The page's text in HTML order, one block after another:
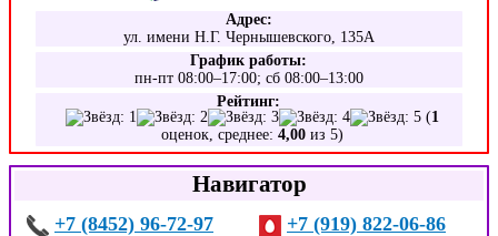
Адрес:
ул. имени Н.Г. Чернышевского, 135А
График работы:
пн-пт 08:00–17:00; сб 08:00–13:00
Рейтинг:
(1
оценок, среднее:4,00 из 5)
Навигатор
+7 (8452) 96-72-97
+7 (919) 822-06-86